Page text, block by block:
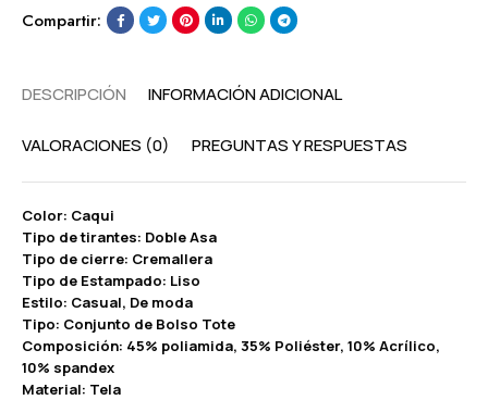
Compartir:
DESCRIPCIÓN INFORMACIÓN ADICIONAL
VALORACIONES (0) PREGUNTAS Y RESPUESTAS
Color: Caqui
Tipo de tirantes: Doble Asa
Tipo de cierre: Cremallera
Tipo de Estampado: Liso
Estilo: Casual, De moda
Tipo: Conjunto de Bolso Tote
Composición: 45% poliamida, 35% Poliéster, 10% Acrílico,
10% spandex
Material: Tela